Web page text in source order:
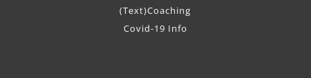
(Text)Coaching
Covid-19 Info